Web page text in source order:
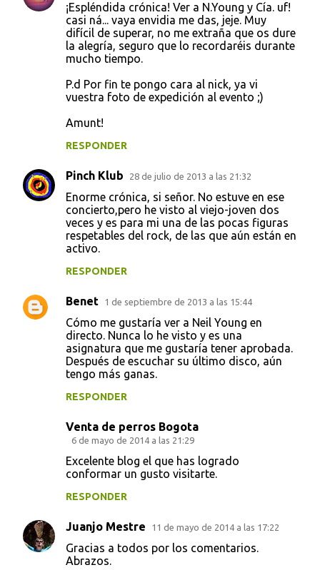
¡Espléndida crónica! Ver a N.Young y Cía. uf!
casi ná... vaya envidia me das, jeje. Muy
difícil de superar, no me extraña que os dure
la alegría, seguro que lo recordaréis durante
mucho tiempo.
P.d Por fin te pongo cara al nick, ya vi
vuestra foto de expedición al evento ;)
Amunt!
RESPONDER
Pinch Klub 28 de julio de 2013 a las 21:32
Enorme crónica, si señor. No estuve en ese
concierto,pero he visto al viejo-joven dos
veces y es para mi una de las pocas figuras
respetables del rock, de las que aún están en
activo.
RESPONDER
Benet 1 de septiembre de 2013 a las 15:44
Cómo me gustaría ver a Neil Young en
directo. Nunca lo he visto y es una
asignatura que me gustaría tener aprobada.
Después de escuchar su último disco, aún
tengo más ganas.
RESPONDER
Venta de perros Bogota
6 de mayo de 2014 a las 21:29
Excelente blog el que has logrado
conformar un gusto visitarte.
RESPONDER
Juanjo Mestre 11 de mayo de 2014 a las 17:22
Gracias a todos por los comentarios.
Abrazos.